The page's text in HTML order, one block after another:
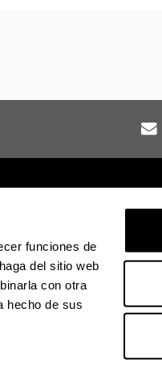
funciones de
del sitio web
con otra
hecho de sus
legal Mapa
en Facebook
La EHU en Linkedin
La EHU en